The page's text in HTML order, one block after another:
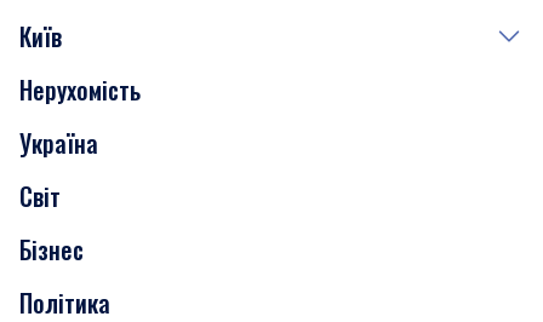
Київ
Події
Скандали
Нерухомість
Транспорт
Нерухомість
Україна
Світ
Бізнес
Політика